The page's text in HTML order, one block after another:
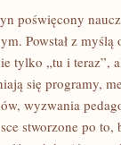
poświęcony
Powstał z
tylko „tu i teraz”,
się programy,
wyzwania
stworzone po to,